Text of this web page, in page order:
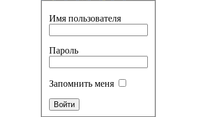
Имя пользователя
Пароль
Запомнить меня